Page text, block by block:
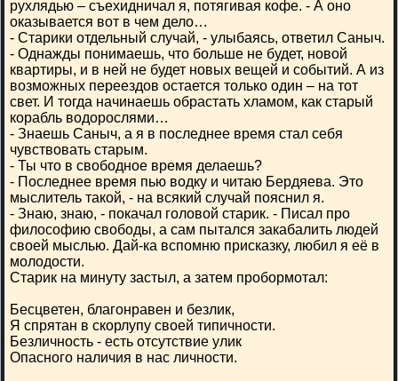
рухлядью – съехидничал я, потягивая кофе. - А оно
оказывается вот в чем дело…
- Старики отдельный случай, - улыбаясь, ответил Саныч.
- Однажды понимаешь, что больше не будет, новой
квартиры, и в ней не будет новых вещей и событий. А из
возможных переездов остается только один – на тот
свет. И тогда начинаешь обрастать хламом, как старый
корабль водорослями…
- Знаешь Саныч, а я в последнее время стал себя
чувствовать старым.
- Ты что в свободное время делаешь?
- Последнее время пью водку и читаю Бердяева. Это
мыслитель такой, - на всякий случай пояснил я.
- Знаю, знаю, - покачал головой старик. - Писал про
философию свободы, а сам пытался закабалить людей
своей мыслью. Дай-ка вспомню присказку, любил я её в
молодости.
Старик на минуту застыл, а затем пробормотал:
Бесцветен, благонравен и безлик,
Я спрятан в скорлупу своей типичности.
Безличность - есть отсутствие улик
Опасного наличия в нас личности.